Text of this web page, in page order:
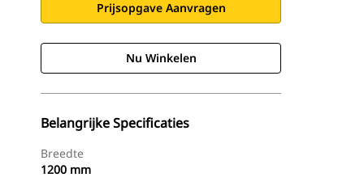
Prijsopgave Aanvragen
Nu Winkelen
Belangrijke Specificaties
Breedte
1200 mm